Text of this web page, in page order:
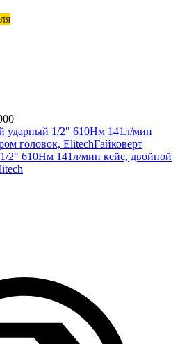
ударный 1/2" 610Нм 141л/мин
головок, ElitechГайковерт
2" 610Нм 141л/мин кейс, двойной